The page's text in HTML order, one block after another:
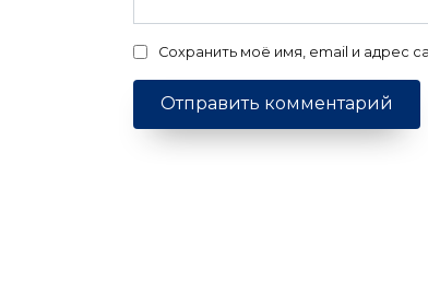
Сохранить моё имя, email и адрес